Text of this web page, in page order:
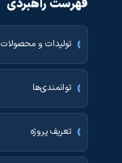
فهرست راهبردی
تولیدات و محصولات
توانمندی‌ها
تعریف پروژه